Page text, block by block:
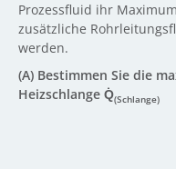
Prozessfluid ihr
zusätzliche
werden.
(A) Bestimmen Sie die
Heizschlange Q̇(Schlange)